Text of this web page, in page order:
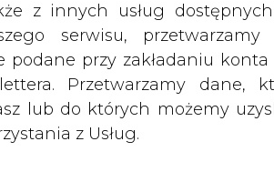
z innych usług
serwisu, przetwarzamy
podane przy zakładaniu konta
Przetwarzamy dane,
lub do których możemy
z Usług.
skomentuj udostępnij: